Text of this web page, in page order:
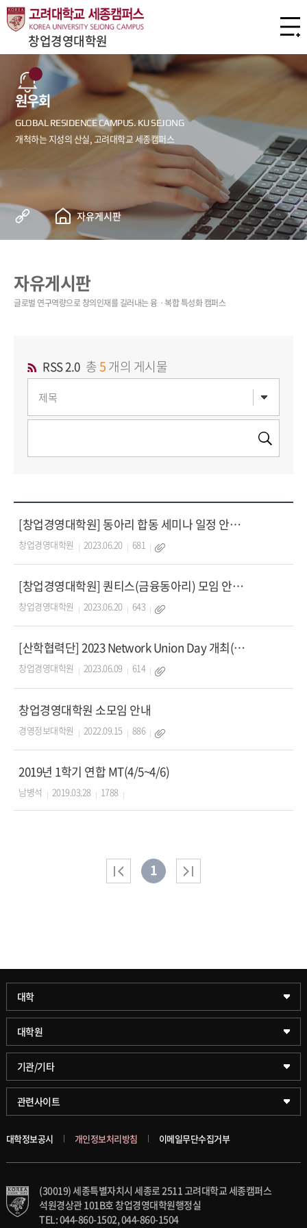
창업경영대학원
원우회
자유게시판
자유게시판
RSS 2.0 총5개의 게시물
[창업경영대학원] 동아리 합동 세미나 일정 안내(6.24(토) 15:00)
창업경영대학원 2023.06.20 681
[창업경영대학원] 퀀티스(금융동아리) 모임 안내(6.25(일) 11:00)
창업경영대학원 2023.06.20 643
[산학협력단] 2023 Network Union Day 개최(창업경영대학원 원우 멘토로 참
창업경영대학원 2023.06.09 614
창업경영대학원 소모임 안내
경영정보대학원 2022.09.15 886
2019년 1학기 연합 MT(4/5~4/6)
남병석 2019.03.28 1788
1
대학
과학기술대학
약학대학
글로벌비즈니스대학
스마트도시학부
대학원
일반대학원
문화스포츠대학원
창업경영대학원
융합과학대학원
가속기과학과(일반대학원)
기관/기타
학술정보원(도서관)
학술정보팀
국제교류교육원
대학일자리플러스센터
관련사이트
KUPID
블랙보드
의료원
대학정보공시 개인정보처리방침 이메일무단수집거부
(30019) 세종특별자치시 세종로 2511 고려대학교 세종캠퍼스
석원경상관 101B호 창업경영대학원행정실
TEL: 044-860-1502, 044-860-1504